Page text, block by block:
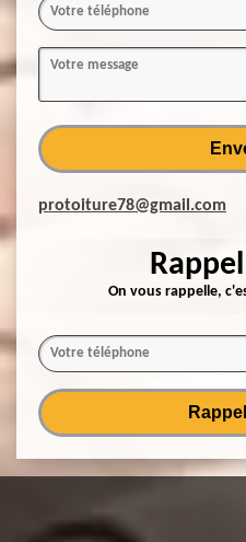
protoiture78@gmail.com
On vous rappelle,